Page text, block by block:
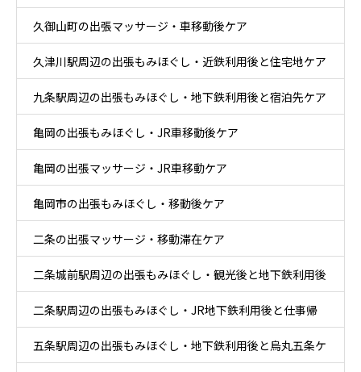
久御山町の出張マッサージ・車移動後ケア
久津川駅周辺の出張もみほぐし・近鉄利用後と住宅地ケア
九条駅周辺の出張もみほぐし・地下鉄利用後と宿泊先ケア
亀岡の出張もみほぐし・JR車移動後ケア
亀岡の出張マッサージ・JR車移動ケア
亀岡市の出張もみほぐし・移動後ケア
二条の出張マッサージ・移動滞在ケア
二条城前駅周辺の出張もみほぐし・観光後と地下鉄利用後
ケア
二条駅周辺の出張もみほぐし・JR地下鉄利用後と仕事帰
りケア
五条駅周辺の出張もみほぐし・地下鉄利用後と烏丸五条ケ